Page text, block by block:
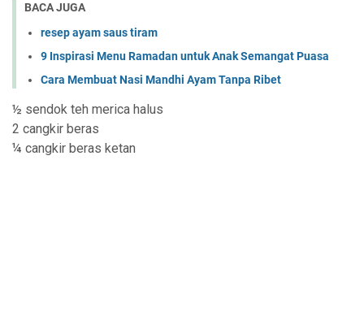
BACA JUGA
resep ayam saus tiram
9 Inspirasi Menu Ramadan untuk Anak Semangat Puasa
Cara Membuat Nasi Mandhi Ayam Tanpa Ribet
½ sendok teh merica halus
2 cangkir beras
¼ cangkir beras ketan